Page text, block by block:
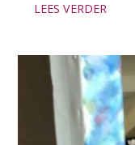
LEES VERDER